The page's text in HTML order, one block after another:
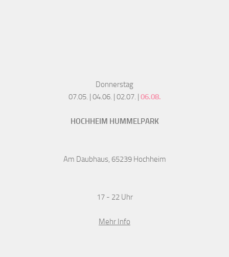
Donnerstag
07.05. | 04.06. | 02.07. | 06.08.
HOCHHEIM HUMMELPARK
Am Daubhaus, 65239 Hochheim
17 - 22 Uhr
Mehr Info